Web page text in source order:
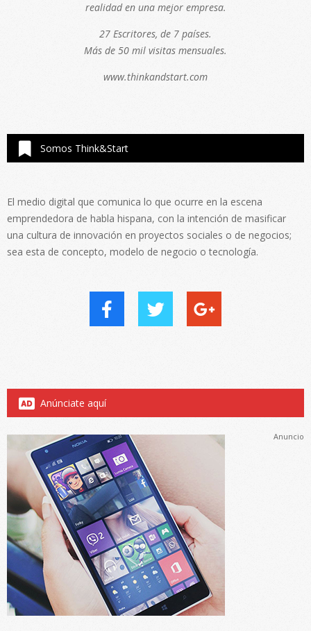
realidad en una mejor empresa.
27 Escritores, de 7 países.
Más de 50 mil visitas mensuales.
www.thinkandstart.com
Somos Think&Start
El medio digital que comunica lo que ocurre en la escena
emprendedora de habla hispana, con la intención de masificar
una cultura de innovación en proyectos sociales o de negocios;
sea esta de concepto, modelo de negocio o tecnología.
Anúnciate aquí
Anuncio